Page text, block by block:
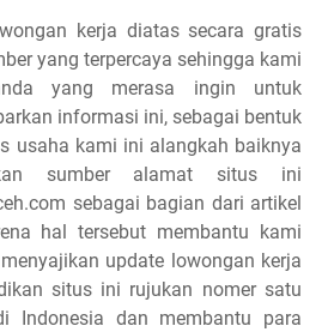
kerja diatas secara gratis
yang terpercaya sehingga kami
yang merasa ingin untuk
informasi ini, sebagai bentuk
usaha kami ini alangkah baiknya
sumber alamat situs ini
sebagai bagian dari artikel
hal tersebut membantu kami
update lowongan kerja
situs ini rujukan nomer satu
Indonesia dan membantu para